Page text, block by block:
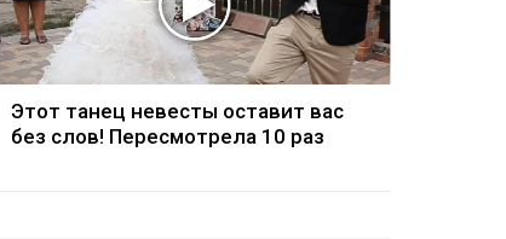
Этот танец невесты оставит вас
без слов! Пересмотрела 10 раз